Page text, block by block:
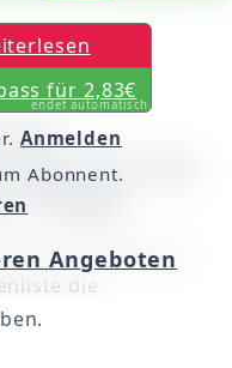
im
Zeit des
Pflege
Markus Klas
die
für 2,83€
endet automatisch
Anmelden
Abonnent.
Angeboten